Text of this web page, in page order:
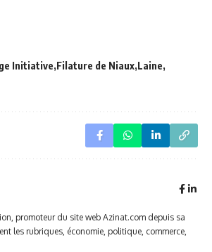
Initiative Filature de Niaux Laine
promoteur du site web Azinat.com depuis sa
les rubriques, économie, politique, commerce,